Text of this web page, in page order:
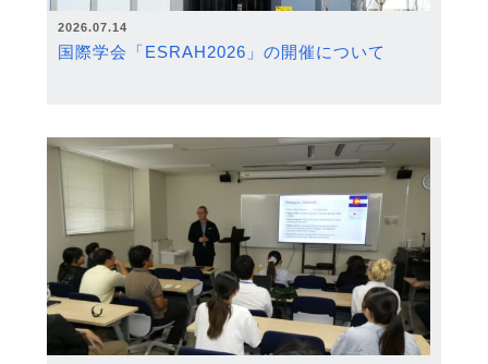
2026.07.14
国際学会「ESRAH2026」の開催について